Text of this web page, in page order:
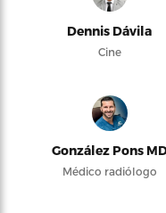
Dennis Dávila
Cine
González Pons
Médico radiólogo